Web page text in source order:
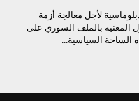
لأجل معالجة أزمة
المعنية بالملف السوري على
الساحة السياسية...